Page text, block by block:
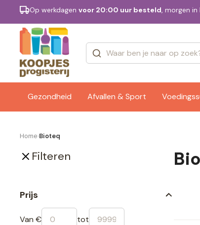
Op werkdagen voor 20:00 uur besteld, morgen in
Gezondheid Afvallen & Sport
Merken
Home›Bioteq
Filteren
Prijs
Van € tot